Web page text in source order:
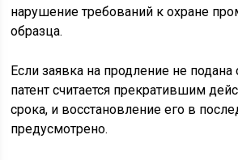
нарушение требований к охране
образца.
Если заявка на продление не
патент считается прекратившим
срока, и восстановление его в
предусмотрено.